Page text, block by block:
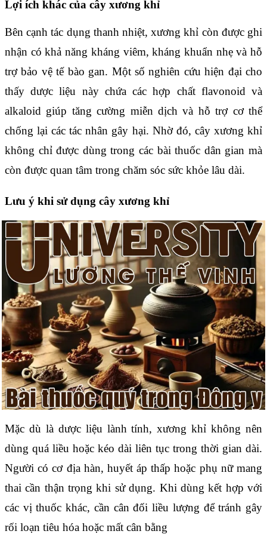
Lợi ích khác của cây xương khỉ
Bên cạnh tác dụng thanh nhiệt, xương khỉ còn được ghi
nhận có khả năng kháng viêm, kháng khuẩn nhẹ và hỗ
trợ bảo vệ tế bào gan. Một số nghiên cứu hiện đại cho
thấy dược liệu này chứa các hợp chất flavonoid và
alkaloid giúp tăng cường miễn dịch và hỗ trợ cơ thể
chống lại các tác nhân gây hại. Nhờ đó, cây xương khỉ
không chỉ được dùng trong các bài thuốc dân gian mà
còn được quan tâm trong chăm sóc sức khỏe lâu dài.
Lưu ý khi sử dụng cây xương khỉ
Mặc dù là dược liệu lành tính, xương khỉ không nên
dùng quá liều hoặc kéo dài liên tục trong thời gian dài.
Người có cơ địa hàn, huyết áp thấp hoặc phụ nữ mang
thai cần thận trọng khi sử dụng. Khi dùng kết hợp với
các vị thuốc khác, cần cân đối liều lượng để tránh gây
rối loạn tiêu hóa hoặc mất cân bằng